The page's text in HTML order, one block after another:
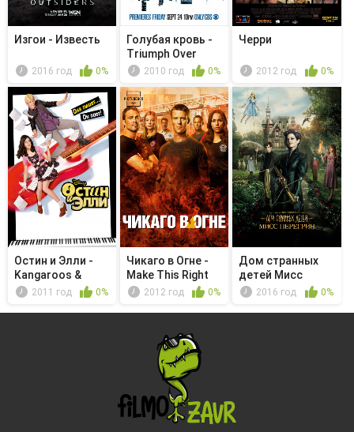
Изгои - Известь
2016 год 0%
Голубая кровь -
Triumph Over
Trauma
2010 год 0%
Черри
2012 год 0%
Остин и Элли -
Kangaroos &
Chaos2011 год 0%
Чикаго в Огне -
Make This Right
2012 год 0%
Дом странных
детей Мисс
Перегрин
2016 год 0%